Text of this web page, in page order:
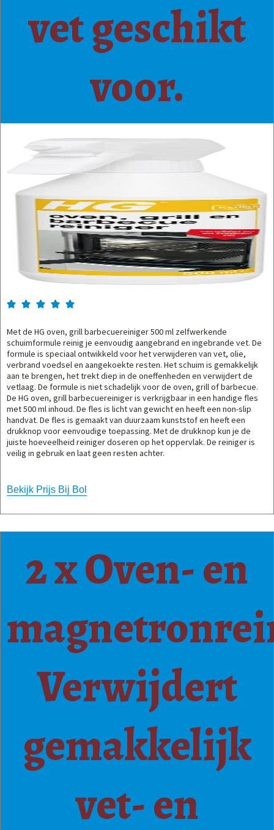
vet geschikt
voor.
    
Met de HG oven, grill barbecuereiniger 500 ml zelfwerkende
schuimformule reinig je eenvoudig aangebrand en ingebrande vet. De
formule is speciaal ontwikkeld voor het verwijderen van vet, olie,
verbrand voedsel en aangekoekte resten. Het schuim is gemakkelijk
aan te brengen, het trekt diep in de oneffenheden en verwijdert de
vetlaag. De formule is niet schadelijk voor de oven, grill of barbecue.
De HG oven, grill barbecuereiniger is verkrijgbaar in een handige fles
met 500 ml inhoud. De fles is licht van gewicht en heeft een non-slip
handvat. De fles is gemaakt van duurzaam kunststof en heeft een
drukknop voor eenvoudige toepassing. Met de drukknop kun je de
juiste hoeveelheid reiniger doseren op het oppervlak. De reiniger is
veilig in gebruik en laat geen resten achter.
Bekijk Prijs Bij Bol
2 x Oven- en
Verwijdert
gemakkelijk
vet- en